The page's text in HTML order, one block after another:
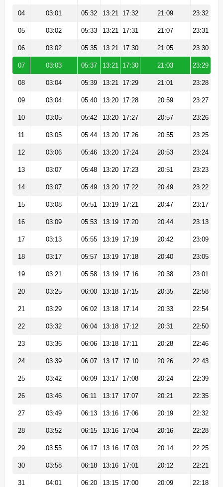
04 03:01 05:32 13:21 17:32 21:09 23:32
05 03:02 05:33 13:21 17:31 21:07 23:31
06 03:02 05:35 13:21 17:30 21:05 23:30
07 03:03 05:37 13:21 17:30 21:03 23:29
08 03:04 05:39 13:21 17:29 21:01 23:28
09 03:04 05:40 13:20 17:28 20:59 23:27
10 03:05 05:42 13:20 17:27 20:57 23:26
11 03:05 05:44 13:20 17:26 20:55 23:25
12 03:06 05:46 13:20 17:24 20:53 23:24
13 03:07 05:48 13:20 17:23 20:51 23:23
14 03:07 05:49 13:20 17:22 20:49 23:22
15 03:08 05:51 13:19 17:21 20:47 23:17
16 03:09 05:53 13:19 17:20 20:44 23:13
17 03:13 05:55 13:19 17:19 20:42 23:09
18 03:17 05:57 13:19 17:18 20:40 23:05
19 03:21 05:58 13:19 17:16 20:38 23:01
20 03:25 06:00 13:18 17:15 20:35 22:58
21 03:29 06:02 13:18 17:14 20:33 22:54
22 03:32 06:04 13:18 17:12 20:31 22:50
23 03:36 06:06 13:18 17:11 20:28 22:46
24 03:39 06:07 13:17 17:10 20:26 22:43
25 03:42 06:09 13:17 17:08 20:24 22:39
26 03:46 06:11 13:17 17:07 20:21 22:35
27 03:49 06:13 13:16 17:06 20:19 22:32
28 03:52 06:15 13:16 17:04 20:16 22:28
29 03:55 06:17 13:16 17:03 20:14 22:25
30 03:58 06:18 13:16 17:01 20:12 22:21
31 04:01 06:20 13:15 17:00 20:09 22:18